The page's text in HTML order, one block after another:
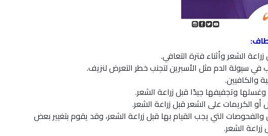
الشعر وأثناء فترة التعافي.
في سيولة الدم مثل الأسبرين لتجنب خطر التعرض لنزيف.
والكافيين.
وتجفيفها جيدًا قبل زراعة الشعر.
الكريمات على الشعر قبل زراعة الشعر.
التي يجب القيام بها قبل زراعة الشعر، وقد يقوم بتغيير بعض
زراعة الشعر.